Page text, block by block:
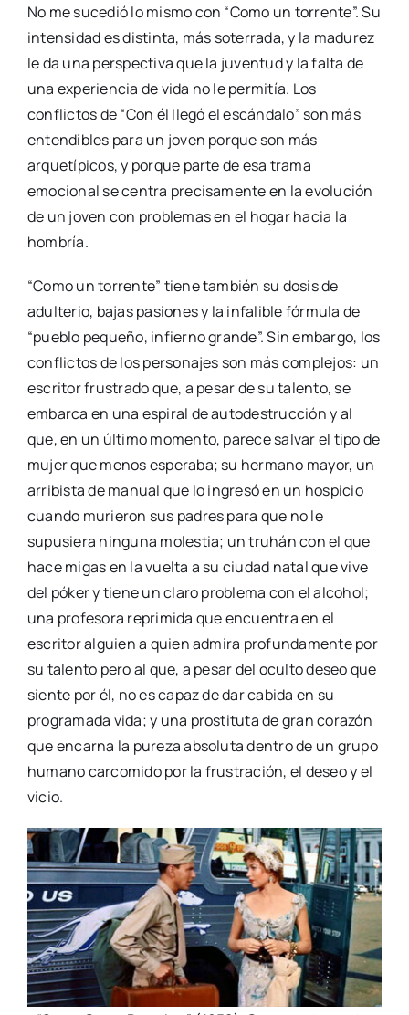
No me sucedió lo mismo con “Como un torrente”. Su
intensidad es distinta, más soterrada, y la madurez
le da una perspectiva que la juventud y la falta de
una experiencia de vida no le permitía. Los
conflictos de “Con él llegó el escándalo” son más
entendibles para un joven porque son más
arquetípicos, y porque parte de esa trama
emocional se centra precisamente en la evolución
de un joven con problemas en el hogar hacia la
hombría.
“Como un torrente” tiene también su dosis de
adulterio, bajas pasiones y la infalible fórmula de
“pueblo pequeño, infierno grande”. Sin embargo, los
conflictos de los personajes son más complejos: un
escritor frustrado que, a pesar de su talento, se
embarca en una espiral de autodestrucción y al
que, en un último momento, parece salvar el tipo de
mujer que menos esperaba; su hermano mayor, un
arribista de manual que lo ingresó en un hospicio
cuando murieron sus padres para que no le
supusiera ninguna molestia; un truhán con el que
hace migas en la vuelta a su ciudad natal que vive
del póker y tiene un claro problema con el alcohol;
una profesora reprimida que encuentra en el
escritor alguien a quien admira profundamente por
su talento pero al que, a pesar del oculto deseo que
siente por él, no es capaz de dar cabida en su
programada vida; y una prostituta de gran corazón
que encarna la pureza absoluta dentro de un grupo
humano carcomido por la frustración, el deseo y el
vicio.